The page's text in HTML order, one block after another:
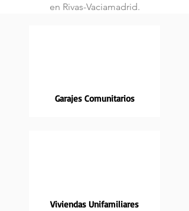
en Rivas-Vaciamadrid.
Garajes Comunitarios
Viviendas Unifamiliares